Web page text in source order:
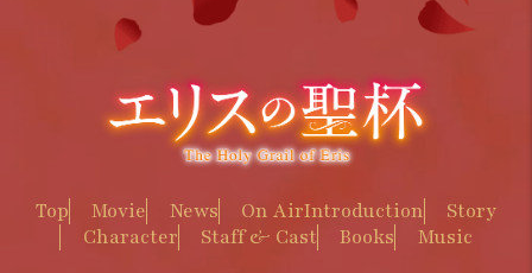
Top Movie News On AirIntroduction
Story
Character
Staff & Cast Books Music